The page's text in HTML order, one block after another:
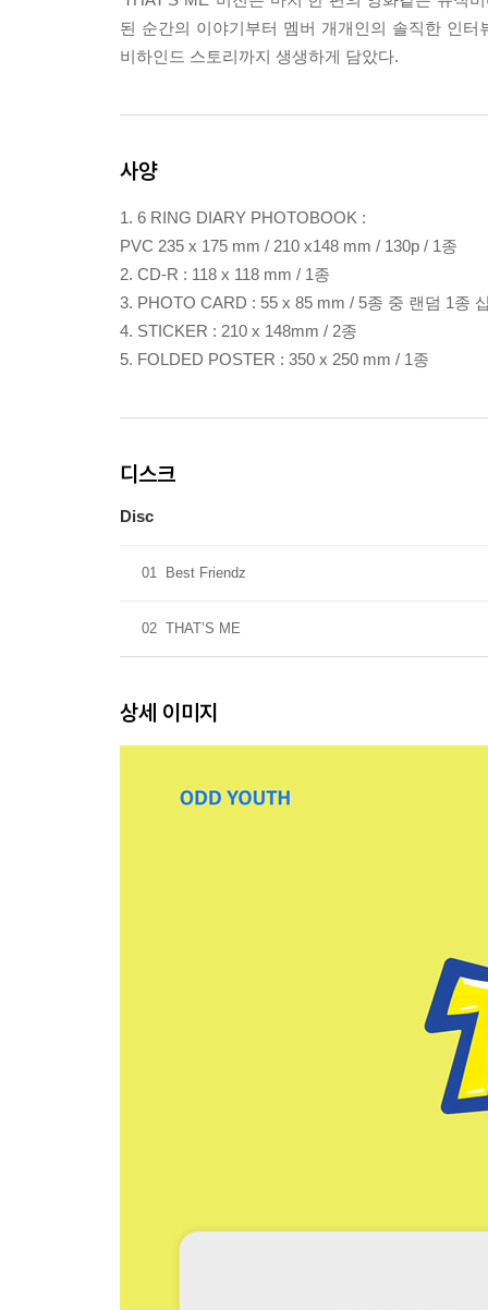
된 순간의 이야기부터 멤버 개개인의 솔직한 인
비하인드 스토리까지 생생하게 담았다.
사양
1. 6 RING DIARY PHOTOBOOK :
PVC 235 x 175 mm / 210 x148 mm / 130p / 1종
2. CD-R : 118 x 118 mm / 1종
3. PHOTO CARD : 55 x 85 mm / 5종 중 랜덤 1종
4. STICKER : 210 x 148mm / 2종
5. FOLDED POSTER : 350 x 250 mm / 1종
디스크
Disc
01 Best Friendz
02 THAT’S ME
상세 이미지